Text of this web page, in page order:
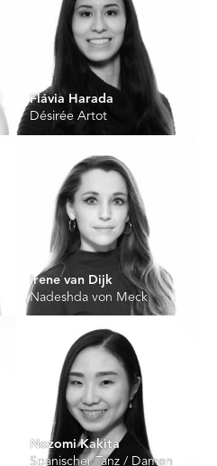
Flávia Harada
Désirée Artot
Irene van Dijk
Nadeshda von Meck
Nozomi Kakita
Spanischer Tanz / Damen